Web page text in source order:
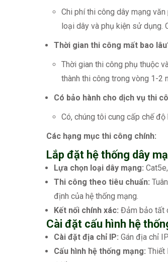
Chi phí thi công dây mạng
loại dây và phụ kiện sử dụng.
Thời gian thi công mất bao
Thời gian thi công phụ thuộc
thành thi công trong vòng 1-2
Có bảo hành cho dịch vụ thi
Có, chúng tôi cung cấp chế
Các hạng mục thi công chính:
Lắp đặt hệ thống dây
Lựa chọn loại dây mạng:
Thi công theo tiêu chuẩn:
định của hệ thống mạng.
Kết nối chính xác: Đảm bảo tất
Cài đặt cấu hình hệ
Cài đặt địa chỉ IP: Gán địa chỉ
Cấu hình hệ thống mạng: Thiết